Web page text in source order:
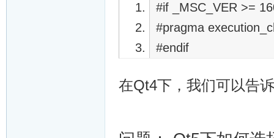
#if _MSC_VER >=
#pragma
#endif
在Qt4下，我们可以告